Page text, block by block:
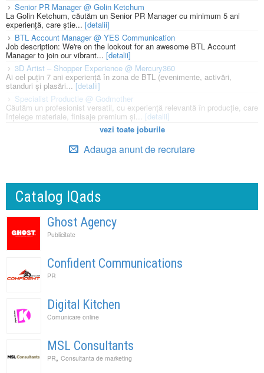
Senior PR Manager @ Golin Ketchum
La Golin Ketchum, căutăm un Senior PR Manager cu minimum 5 ani
experiență, care știe... [detalii]
BTL Account Manager @ YES Communication
Job description: We're on the lookout for an awesome BTL Account
Manager to join our vibrant... [detalii]
3D Artist – Shopper Experience @ Mercury360
Ai cel puțin 7 ani experiență în zona de BTL (evenimente, activări,
standuri și plasări...[detalii]
Specialist Productie @ Godmother
Căutăm un profesionist versatil, cu experiență relevantă în producție, care
înțelege materiale, finisaje premium și... [detalii]
vezi toate joburile
Adauga anunt de recrutare
Catalog IQads
Ghost Agency
Publicitate
Confident Communications
PR
Digital Kitchen
Comunicare online
MSL Consultants
PR, Consultanta de marketing